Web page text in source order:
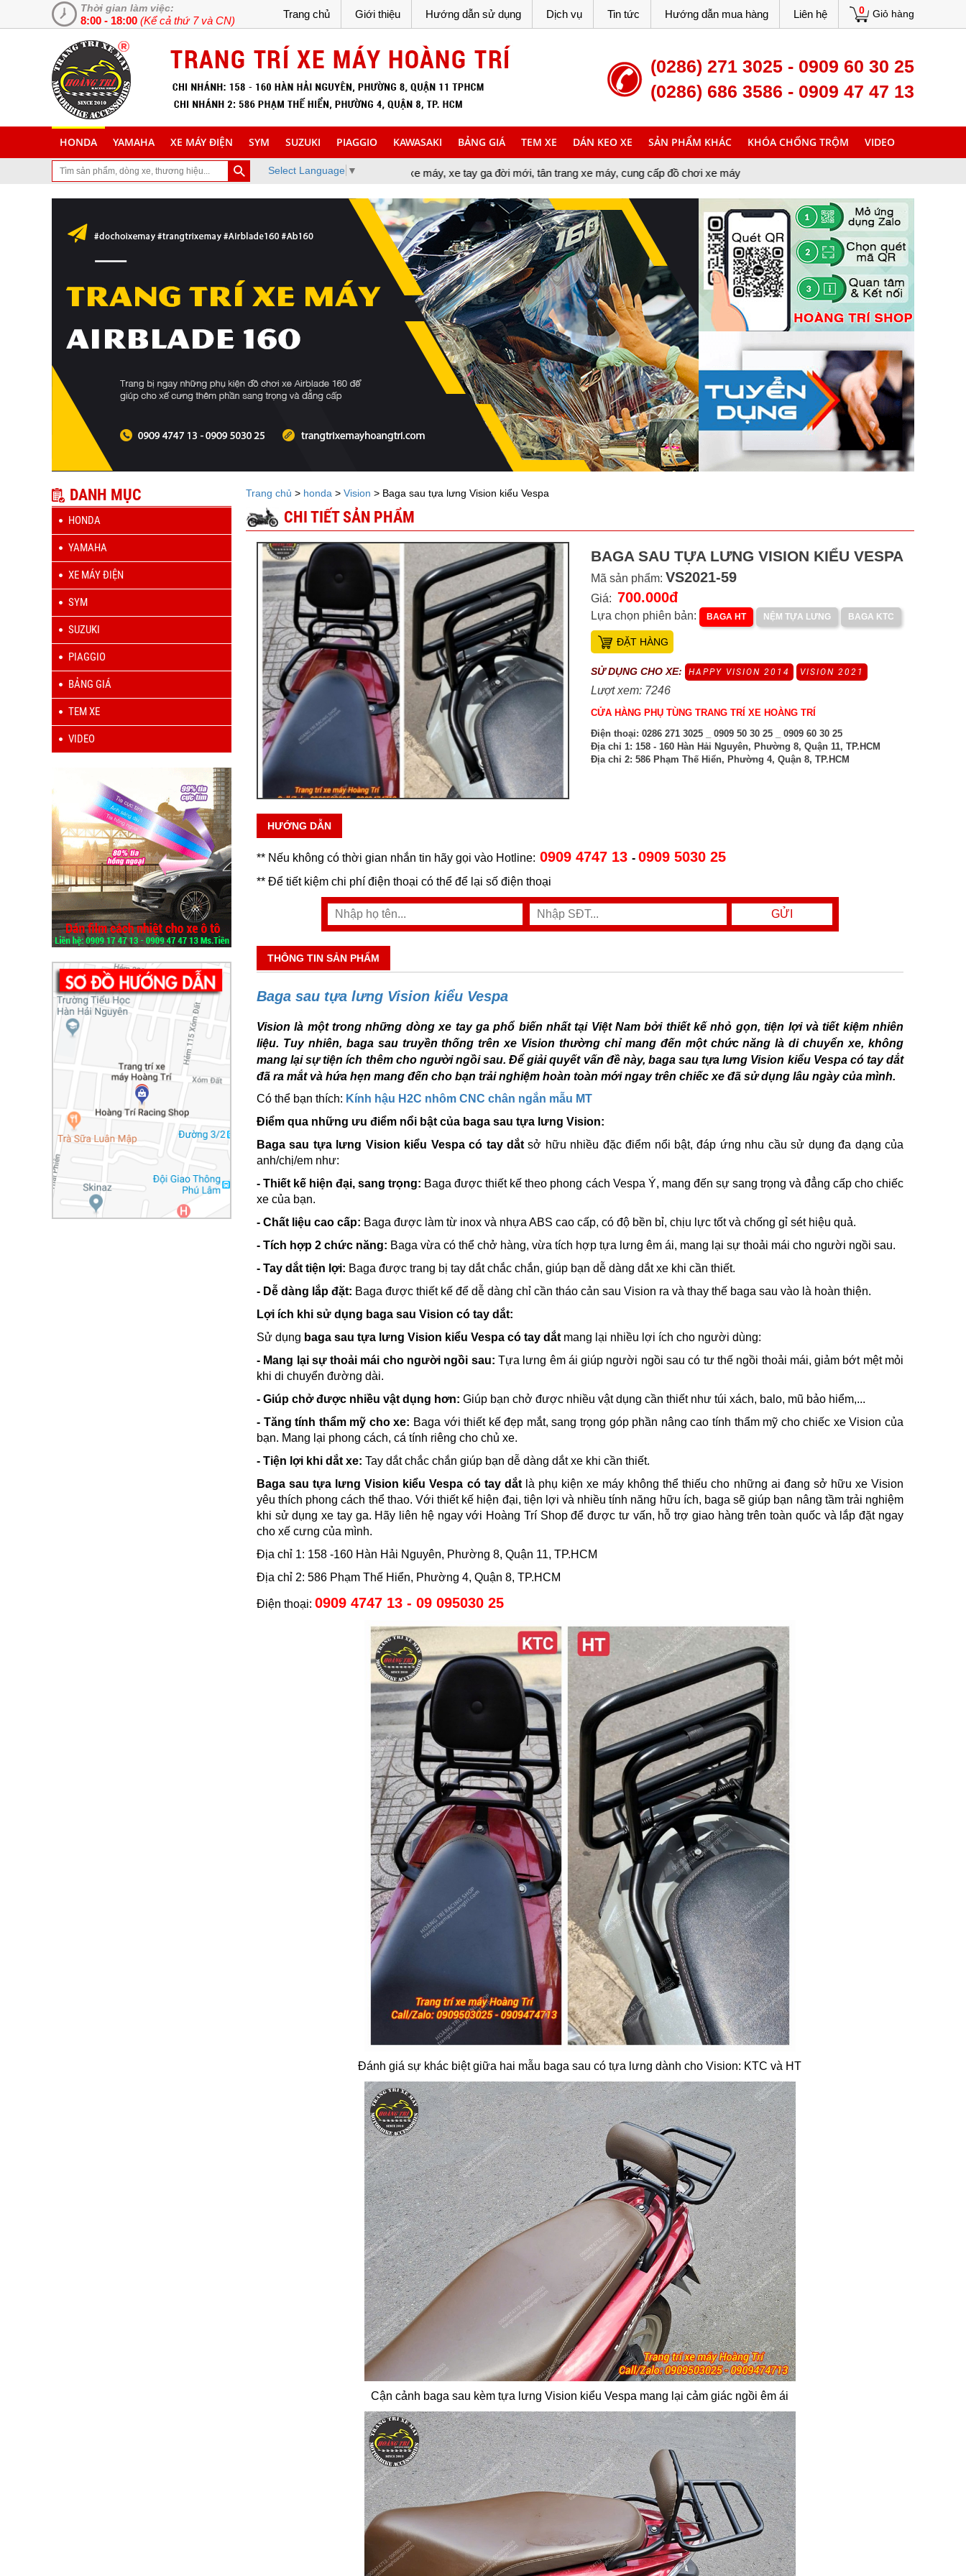
Thời gian làm việc:
8:00 - 18:00 (Kể cả thứ 7 và CN)
0 Giỏ hàng
Trang chủ Giới thiệu Hướng dẫn sử dụng Dịch vụ Tin tức Hướng dẫn mua hàng Liên hệ
(0286) 271 3025 - 0909 60 30 25
(0286) 686 3586 - 0909 47 47 13
HONDA YAMAHA XE MÁY ĐIỆN SYM SUZUKI PIAGGIO KAWASAKI BẢNG GIÁ TEM XE DÁN KEO XE SẢN PHẨM KHÁC KHÓA CHỐNG TRỘM VIDEO
Select Language ▼
Web chuyên cung cấp và lắp đặt phụ tùng inox trang trí làm đẹp xe máy, xe tay ga đời mới, tân trang xe máy, cung cấp đồ chơi xe máy
DANH MỤC
HONDA
YAMAHA
XE MÁY ĐIỆN
SYM
SUZUKI
PIAGGIO
BẢNG GIÁ
TEM XE
VIDEO
Trang chủ > honda > Vision > Baga sau tựa lưng Vision kiểu Vespa
CHI TIẾT SẢN PHẨM
BAGA SAU TỰA LƯNG VISION KIỂU VESPA
Mã sản phẩm: VS2021-59
Giá: 700.000đ
Lựa chọn phiên bản: BAGA HT NỆM TỰA LƯNG BAGA KTC
ĐẶT HÀNG
SỬ DỤNG CHO XE: HAPPY VISION 2014 VISION 2021
Lượt xem: 7246
CỬA HÀNG PHỤ TÙNG TRANG TRÍ XE HOÀNG TRÍ
Điện thoại: 0286 271 3025 _ 0909 50 30 25 _ 0909 60 30 25
Địa chỉ 1: 158 - 160 Hàn Hải Nguyên, Phường 8, Quận 11, TP.HCM
Địa chỉ 2: 586 Phạm Thế Hiển, Phường 4, Quận 8, TP.HCM
HƯỚNG DẪN
** Nếu không có thời gian nhắn tin hãy gọi vào Hotline: 0909 4747 13 - 0909 5030 25
** Để tiết kiệm chi phí điện thoại có thể để lại số điện thoại
THÔNG TIN SẢN PHẨM
Baga sau tựa lưng Vision kiểu Vespa
Vision là một trong những dòng xe tay ga phổ biến nhất tại Việt Nam bởi thiết kế nhỏ gọn, tiện lợi và tiết kiệm nhiên
liệu. Tuy nhiên, baga sau truyền thống trên xe Vision thường chỉ mang đến một chức năng là di chuyển xe, không
mang lại sự tiện ích thêm cho người ngồi sau. Để giải quyết vấn đề này, baga sau tựa lưng Vision kiểu Vespa có tay dắt
đã ra mắt và hứa hẹn mang đến cho bạn trải nghiệm hoàn toàn mới ngay trên chiếc xe đã sử dụng lâu ngày của mình.
Có thể bạn thích: Kính hậu H2C nhôm CNC chân ngắn mẫu MT
Điểm qua những ưu điểm nổi bật của baga sau tựa lưng Vision:
Baga sau tựa lưng Vision kiểu Vespa có tay dắtsở hữu nhiều đặc điểm nổi bật, đáp ứng nhu cầu sử dụng đa dạng của
anh/chị/em như:
- Thiết kế hiện đại, sang trọng: Baga được thiết kế theo phong cách Vespa Ý, mang đến sự sang trọng và đẳng cấp cho chiếc
xe của bạn.
- Chất liệu cao cấp: Baga được làm từ inox và nhựa ABS cao cấp, có độ bền bỉ, chịu lực tốt và chống gỉ sét hiệu quả.
- Tích hợp 2 chức năng: Baga vừa có thể chở hàng, vừa tích hợp tựa lưng êm ái, mang lại sự thoải mái cho người ngồi sau.
- Tay dắt tiện lợi: Baga được trang bị tay dắt chắc chắn, giúp bạn dễ dàng dắt xe khi cần thiết.
- Dễ dàng lắp đặt: Baga được thiết kế để dễ dàng chỉ cần tháo cản sau Vision ra và thay thế baga sau vào là hoàn thiện.
Lợi ích khi sử dụng baga sau Vision có tay dắt:
Sử dụng baga sau tựa lưng Vision kiểu Vespa có tay dắtmang lại nhiều lợi ích cho người dùng:
- Mang lại sự thoải mái cho người ngồi sau: Tựa lưng êm ái giúp người ngồi sau có tư thế ngồi thoải mái, giảm bớt mệt mỏi
khi di chuyển đường dài.
- Giúp chở được nhiều vật dụng hơn: Giúp bạn chở được nhiều vật dụng cần thiết như túi xách, balo, mũ bảo hiểm,...
- Tăng tính thẩm mỹ cho xe: Baga với thiết kế đẹp mắt, sang trọng góp phần nâng cao tính thẩm mỹ cho chiếc xe Vision của
bạn. Mang lại phong cách, cá tính riêng cho chủ xe.
- Tiện lợi khi dắt xe: Tay dắt chắc chắn giúp bạn dễ dàng dắt xe khi cần thiết.
Baga sau tựa lưng Vision kiểu Vespa có tay dắtlà phụ kiện xe máy không thể thiếu cho những ai đang sở hữu xe Vision
yêu thích phong cách thể thao. Với thiết kế hiện đại, tiện lợi và nhiều tính năng hữu ích, baga sẽ giúp bạn nâng tầm trải nghiệm
khi sử dụng xe tay ga. Hãy liên hệ ngay với Hoàng Trí Shop để được tư vấn, hỗ trợ giao hàng trên toàn quốc và lắp đặt ngay
cho xế cưng của mình.
Địa chỉ 1: 158 -160 Hàn Hải Nguyên, Phường 8, Quận 11, TP.HCM
Địa chỉ 2: 586 Phạm Thế Hiển, Phường 4, Quận 8, TP.HCM
Điện thoại: 0909 4747 13 - 09 095030 25
Đánh giá sự khác biệt giữa hai mẫu baga sau có tựa lưng dành cho Vision: KTC và HT
Cận cảnh baga sau kèm tựa lưng Vision kiểu Vespa mang lại cảm giác ngồi êm ái